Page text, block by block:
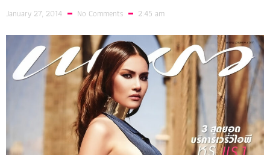
January 27, 2014 No Comments 2:45 am